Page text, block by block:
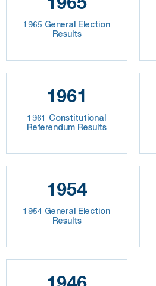
1965 General Election
Results
1961
1961 Constitutional
Referendum Results
1954
1954 General Election
Results